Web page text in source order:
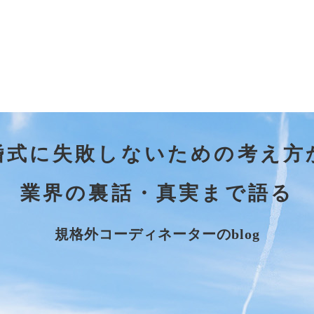
式に失敗しないための考え方
業界の裏話・真実まで語る
規格外コーディネーターのblog